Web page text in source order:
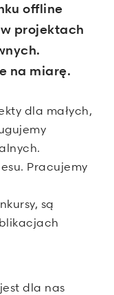
offline
projektach
.
na miarę.
dla małych,
Pracujemy
są
dla nas